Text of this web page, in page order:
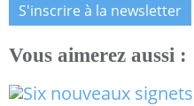
S'inscrire à la newsletter
Vous aimerez aussi :